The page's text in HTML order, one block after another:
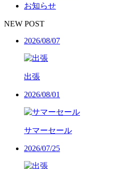
お知らせ
NEW POST
2026/08/07
出張
2026/08/01
サマーセール
2026/07/25